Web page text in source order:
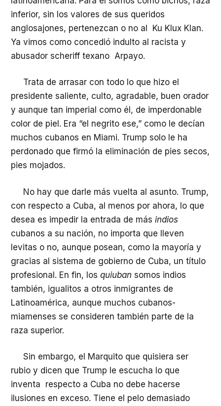
inferior, sin los valores de sus queridos
anglosajones, pertenezcan o no al Ku Klux Klan.
Ya vimos como concedió indulto al racista y
abusador scheriff texano Arpayo.
Trata de arrasar con todo lo que hizo el
presidente saliente, culto, agradable, buen orador
y aunque tan imperial como él, de imperdonable
color de piel. Era “el negrito ese,” como le decían
muchos cubanos en Miami. Trump solo le ha
perdonado que firmó la eliminación de pies secos,
pies mojados.
No hay que darle más vuelta al asunto. Trump,
con respecto a Cuba, al menos por ahora, lo que
desea es impedir la entrada de más indios
cubanos a su nación, no importa que lleven
levitas o no, aunque posean, como la mayoría y
gracias al sistema de gobierno de Cuba, un título
profesional. En fin, los quiuban somos indios
también, igualitos a otros inmigrantes de
Latinoamérica, aunque muchos cubanos-
miamenses se consideren también parte de la
raza superior.
Sin embargo, el Marquito que quisiera ser
rubio y dicen que Trump le escucha lo que
inventa respecto a Cuba no debe hacerse
ilusiones en exceso. Tiene el pelo demasiado